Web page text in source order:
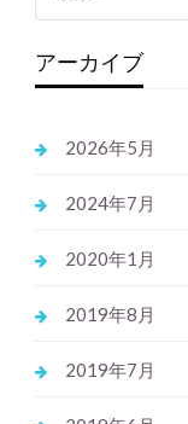
アーカイブ
2026年5月
2024年7月
2020年1月
2019年8月
2019年7月